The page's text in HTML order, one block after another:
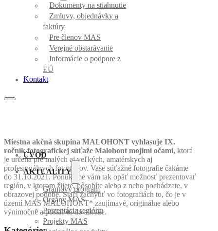
Dokumenty na stiahnutie
Zmluvy, objednávky a
faktúry
Pre členov MAS
Verejné obstarávanie
Informácie o podpore z
EÚ
Kontakt
ÚVOD
AKTUALITY
Grantový program
Orgány MAS
Prezentácia regiónu
Projekty MAS
Miestna akčná skupina MALOHONT vyhlasuje IX.
ročník fotografickej súťaže Malohont mojimi očami, ktorá
je určená pre malých aj veľkých, amatérskych aj
profesionálnych fotografov. Vaše súťažné fotografie čakáme
do 31.10.2021. Ponúkame vám tak opäť možnosť prezentovať
región, v ktorom žijete, pôsobíte alebo z neho pochádzate, v
obrazovej podobe. Stačí zachytiť vo fotografiách to, čo je v
území MAS MALOHONT* zaujímavé, originálne alebo
výnimočné a poslať to do súťaže.